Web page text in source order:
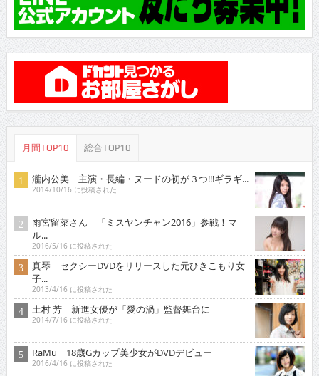
月間TOP10 総合TOP10
瀧内公美 主演・長編・ヌードの初が３つ!!!ギラギ...
2014/10/16 に投稿された
雨宮留菜さん 「ミスヤンチャン2016」参戦！マ
ル...
2016/5/16 に投稿された
真琴 セクシーDVDをリリースした元ひきこもり女
子...
2013/4/16 に投稿された
土村 芳 新進女優が「愛の渦」監督舞台に
2014/7/16 に投稿された
RaMu 18歳Gカップ美少女がDVDデビュー
2016/4/16 に投稿された